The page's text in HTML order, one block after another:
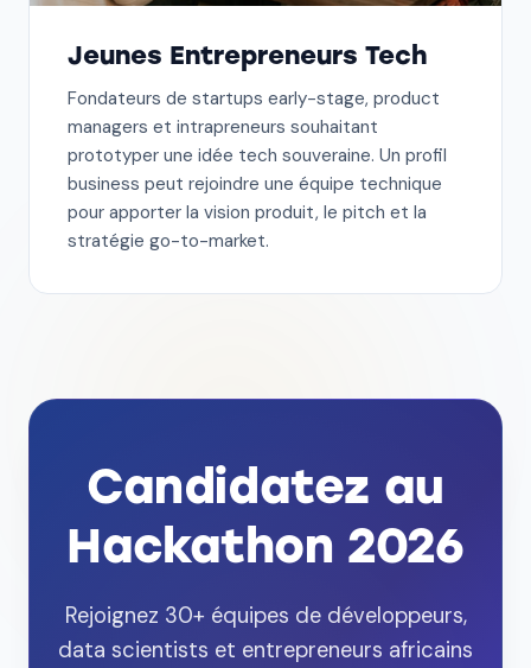
Jeunes Entrepreneurs Tech
Fondateurs de startups early-stage, product
managers et intrapreneurs souhaitant
prototyper une idée tech souveraine. Un profil
business peut rejoindre une équipe technique
pour apporter la vision produit, le pitch et la
stratégie go-to-market.
Candidatez au
Hackathon 2026
Rejoignez 30+ équipes de développeurs,
data scientists et entrepreneurs africains